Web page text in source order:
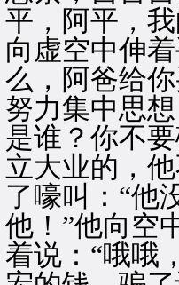
平，阿平，
向虚空中伸
么，阿爸给
努力集中思
是谁？你不
立大业的，
了嚎叫：“他
他！”他向空
着说：“哦哦